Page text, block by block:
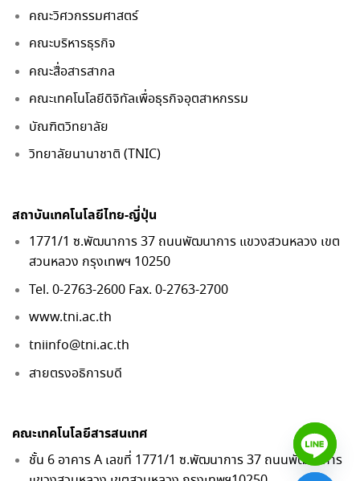
คณะวิศวกรรมศาสตร์
คณะบริหารธุรกิจ
คณะสื่อสารสากล
คณะเทคโนโลยีดิจิทัลเพื่อธุรกิจอุตสาหกรรม
บัณฑิตวิทยาลัย
วิทยาลัยนานาชาติ (TNIC)
สถาบันเทคโนโลยีไทย-ญี่ปุ่น
1771/1 ซ.พัฒนาการ 37 ถนนพัฒนาการ แขวงสวนหลวง เขต
สวนหลวง กรุงเทพฯ 10250
Tel. 0-2763-2600 Fax. 0-2763-2700
www.tni.ac.th
tniinfo@tni.ac.th
สายตรงอธิการบดี
คณะเทคโนโลยีสารสนเทศ
ชั้น 6 อาคาร A เลขที่ 1771/1 ซ.พัฒนาการ 37 ถนนพัฒนาการ